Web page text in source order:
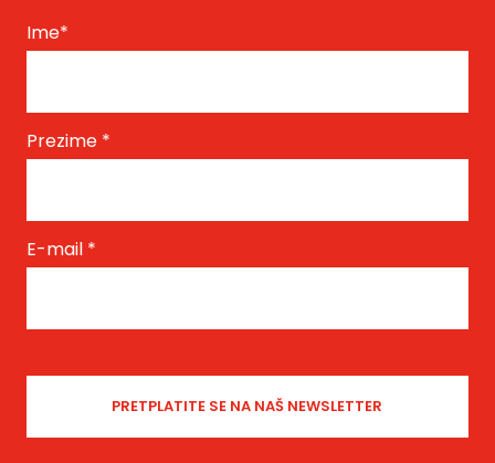
Ime*
Prezime *
E-mail *